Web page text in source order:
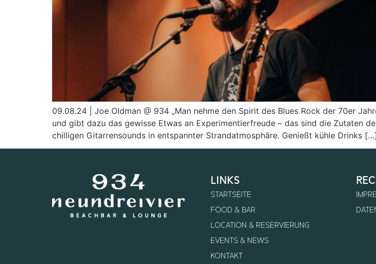
09.08.24 | Joe Oldman @ 934 „Man nehme den Spirit des Blues Rock der 70er
und gibt dazu das gewisse Etwas an Experimentierfreude – das sind die Zutaten
chilligen Gitarrensounds in entspannter Strandatmosphäre. Genießt kühle Drinks […]
links
STARTSEITE
FOOD & BAR
LOCATION & RESERVIERUNG
EVENTS & NEWS
KONTAKT